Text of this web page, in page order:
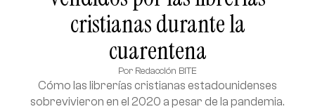
cristianas durante la
cuarentena
Por Redacción BITE
Cómo las librerías cristianas estadounidenses
sobrevivieron en el 2020 a pesar de la pandemia.